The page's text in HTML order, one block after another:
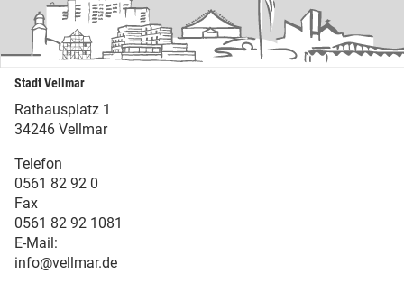
Stadt Vellmar
Rathausplatz 1
34246 Vellmar
Telefon
0561 82 92 0
Fax
0561 82 92 1081
E-Mail:
info@vellmar.de